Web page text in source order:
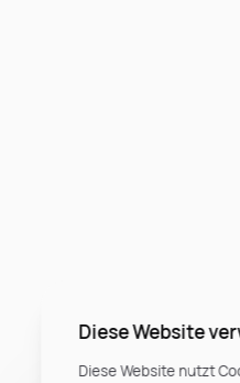
Diese Website
Diese Website nutzt